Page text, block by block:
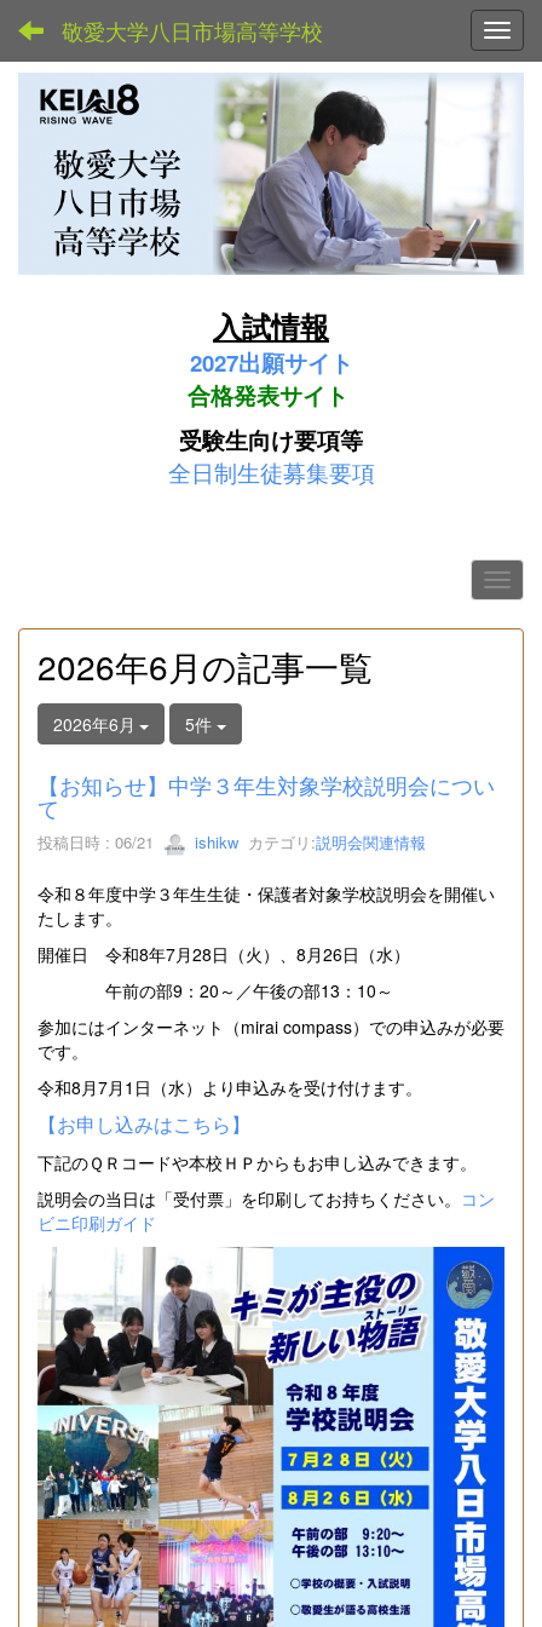
敬愛大学八日市場高等学校
入試情報
2027出願サイト
合格発表サイト
受験生向け要項等
全日制生徒募集要項
2026年6月の記事一覧
2026年6月 5件
【お知らせ】中学３年生対象学校説明会につい
て
投稿日時 : 06/21 ishikw カテゴリ:説明会関連情報
令和８年度中学３年生生徒・保護者対象学校説明会を開催い
たします。
開催日 令和8年7月28日（火）、8月26日（水）
午前の部9：20～／午後の部13：10～
参加にはインターネット（mirai compass）での申込みが必要
です。
令和8月7月1日（水）より申込みを受け付けます。
【お申し込みはこちら】
下記のＱＲコードや本校ＨＰからもお申し込みできます。
説明会の当日は「受付票」を印刷してお持ちください。 コン
ビニ印刷ガイド